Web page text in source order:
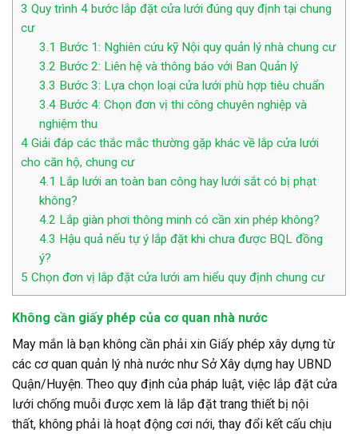
3 Quy trình 4 bước lắp đặt cửa lưới đúng quy định tại chung
cư
3.1 Bước 1: Nghiên cứu kỹ Nội quy quản lý nhà chung cư
3.2 Bước 2: Liên hệ và thông báo với Ban Quản lý
3.3 Bước 3: Lựa chọn loại cửa lưới phù hợp tiêu chuẩn
3.4Bước 4: Chọn đơn vị thi công chuyên nghiệp và
nghiệm thu
4 Giải đáp các thắc mắc thường gặp khác về lắp cửa lưới
cho căn hộ, chung cư
4.1 Lắp lưới an toàn ban công hay lưới sắt có bị phạt
không?
4.2 Lắp giàn phơi thông minh có cần xin phép không?
4.3 Hậu quả nếu tự ý lắp đặt khi chưa được BQL đồng
ý?
5 Chọn đơn vị lắp đặt cửa lưới am hiểu quy định chung cư
Không cần giấy phép của cơ quan nhà nước
May mắn là bạn không cần phải xin Giấy phép xây dựng từ
các cơ quan quản lý nhà nước như Sở Xây dựng hay UBND
Quận/Huyện. Theo quy định của pháp luật, việc lắp đặt cửa
lưới chống muỗi được xem là lắp đặt trang thiết bị nội
thất, không phải là hoạt động cơi nới, thay đổi kết cấu chịu